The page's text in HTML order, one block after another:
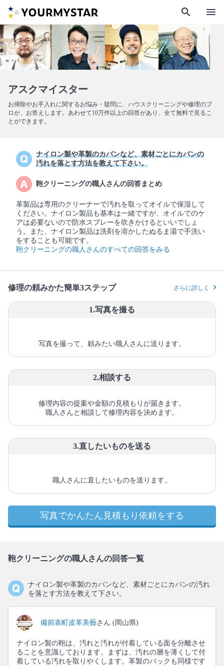
search menu
アスクマイスター
お掃除やお手入れに関するお悩み・疑問に、ハウスクリーニングや修理のプ
ロが、お答えします。あわせて10万件以上の回答があり、全て無料で見るこ
とができます。
ナイロン製や革製のカバンなど、素材ごとにカバンの
汚れを落とす方法を教えて下さい。
鞄クリーニングの職人さんの回答まとめ
革製品は専用のクリーナーで汚れを取ってオイルで保湿して
ください。ナイロン製品も基本は一緒ですが、オイルでのケ
アは必要ないので防水スプレーを吹きかけるといいでしょ
う。また、ナイロン製品は洗剤を溶かしたぬるま湯で手洗い
をすることも可能です。
鞄クリーニングの職人さんのすべての回答をみる
修理の頼みかた簡単3ステップ さらに詳しく
1.写真を撮る
写真を撮って、頼みたい職人さんに送ります。
2.相談する
修理内容の提案や金額の見積もりが届きます。
職人さんと相談して修理内容を決めます。
3.直したいものを送る
職人さんに直したいものを送ります。
写真でかんたん見積もり依頼をする
鞄クリーニングの職人さんの回答一覧
ナイロン製や革製のカバンなど、素材ごとにカバンの汚れ
を落とす方法を教えて下さい。
備前表町皮革美藝さん (岡山県)
ナイロン製の鞄は、汚れと汚れが付着している面を分離させ
ることを意識しております。まずは、汚れの層を薄くして付
着している汚れを取りやくします。革製のバックも同様です